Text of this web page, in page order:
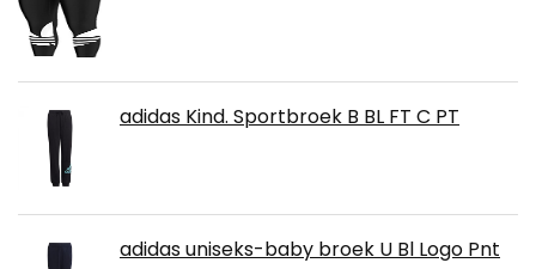
adidas Kind. Sportbroek B BL FT C PT
adidas uniseks-baby broek U Bl Logo Pnt